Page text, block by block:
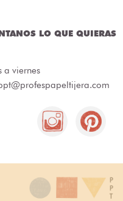
LO QUE QUIERAS
a viernes